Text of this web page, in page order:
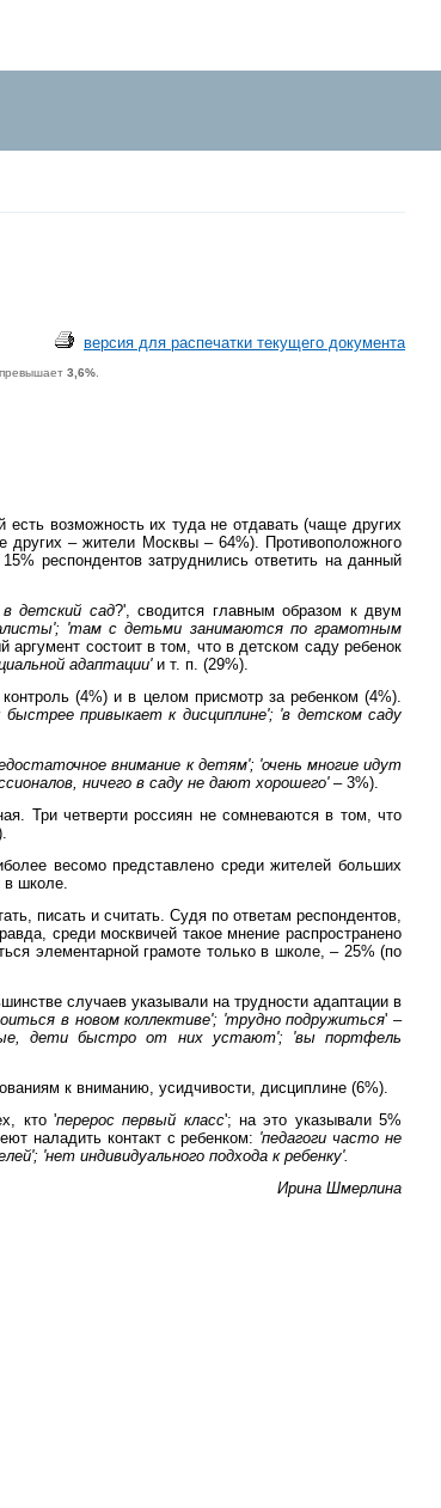
версия для распечатки текущего документа
3,6%
возможность их туда не отдавать (чаще других
других – жители Москвы – 64%). Противоположного
респондентов затруднились ответить на данный
детский сад?', сводится главным образом к двум
'там с детьми занимаются по грамотным
аргумент состоит в том, что в детском саду ребенок
адаптации' и т. п. (29%).
(4%) и в целом присмотр за ребенком (4%).
быстрее привыкает к дисциплине'; 'в детском саду
внимание к детям'; 'очень многие идут
ничего в саду не дают хорошего'– 3%).
Три четверти россиян не сомневаются в том, что
весомо представлено среди жителей больших
школе.
писать и считать. Судя по ответам респондентов,
среди москвичей такое мнение распространено
элементарной грамоте только в школе, – 25% (по
случаев указывали на трудности адаптации в
в новом коллективе'; 'трудно подружиться' –
дети быстро от них устают'; 'вы портфель
к вниманию, усидчивости, дисциплине (6%).
кто 'перерос первый класс'; на это указывали 5%
наладить контакт с ребенком: 'педагоги часто не
'нет индивидуального подхода к ребенку'.
Ирина Шмерлина